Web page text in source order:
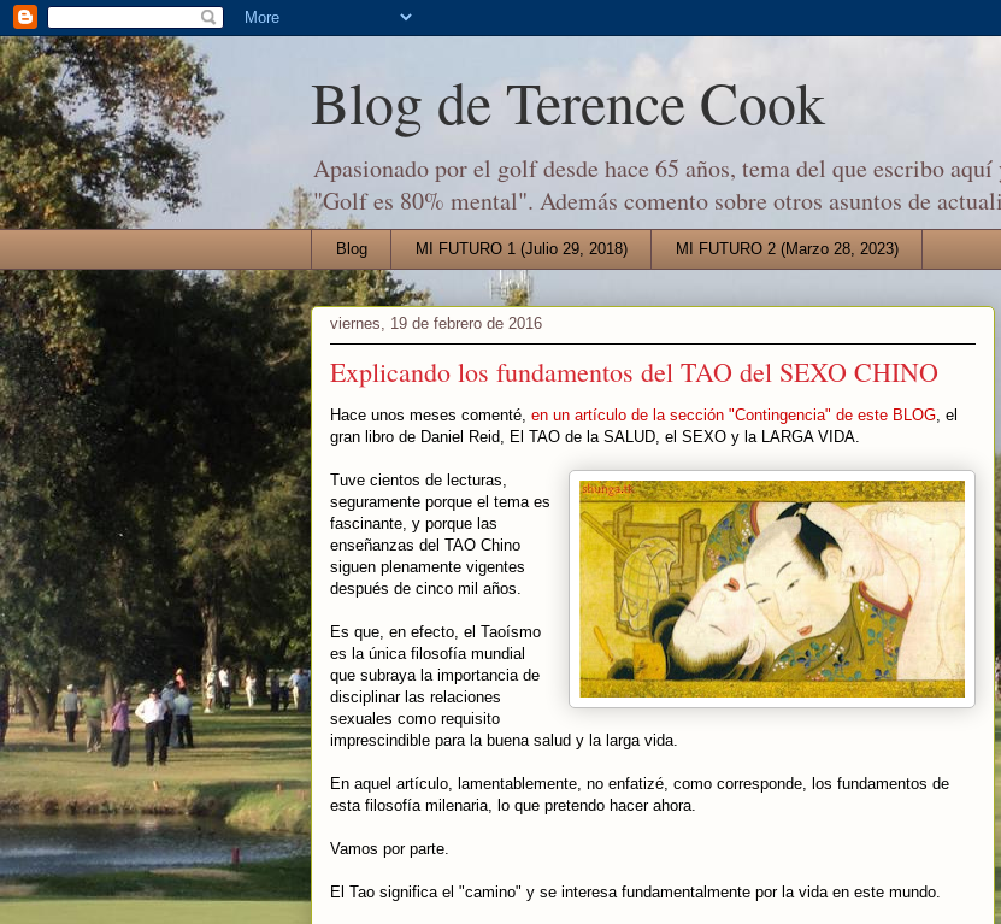
Blog de Terence Cook
Apasionado por el golf desde hace 65 años, tema del que escribo
"Golf es 80% mental". Además comento sobre otros asuntos de
Blog MI FUTURO 1 (Julio 29, 2018) MI FUTURO 2 (Marzo 28, 2023)
viernes, 19 de febrero de 2016
Explicando los fundamentos del TAO del SEXO CHINO
Hace unos meses comenté, en un artículo de la sección "Contingencia" de este BLOG , el
gran libro de Daniel Reid, El TAO de la SALUD, el SEXO y la LARGA VIDA.
Tuve cientos de lecturas,
seguramente porque el tema es
fascinante, y porque las
enseñanzas del TAO Chino
siguen plenamente vigentes
después de cinco mil años.
Es que, en efecto, el Taoísmo
es la única filosofía mundial
que subraya la importancia de
disciplinar las relaciones
sexuales como requisito
imprescindible para la buena salud y la larga vida.
En aquel artículo, lamentablemente, no enfatizé, como corresponde, los fundamentos de
esta filosofía milenaria, lo que pretendo hacer ahora.
Vamos por parte.
El Tao significa el "camino" y se interesa fundamentalmente por la vida en este mundo.